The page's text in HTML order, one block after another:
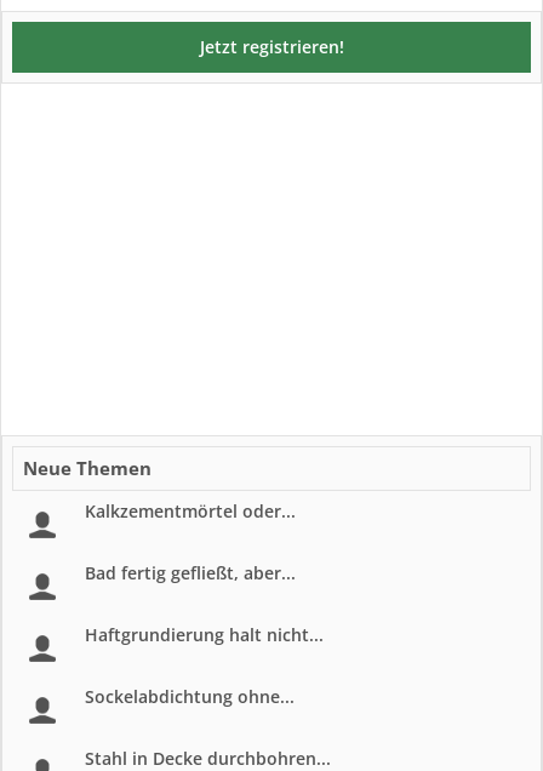
Jetzt registrieren!
Neue Themen
Kalkzementmörtel oder...
Bad fertig gefließt, aber...
Haftgrundierung halt nicht...
Sockelabdichtung ohne...
Stahl in Decke durchbohren...